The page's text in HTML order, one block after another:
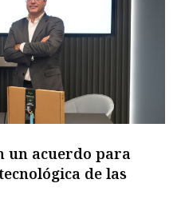
un acuerdo para
de las